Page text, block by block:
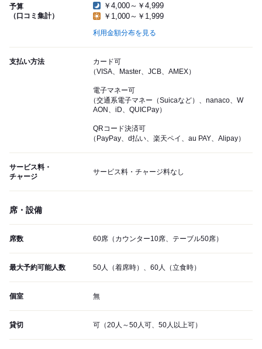
予算
（口コミ集計）
￥4,000～￥4,999
￥1,000～￥1,999
利用金額分布を見る
支払い方法
カード可
（VISA、Master、JCB、AMEX）
電子マネー可
（交通系電子マネー（Suicaなど）、nanaco、W
AON、iD、QUICPay）
QRコード決済可
（PayPay、d払い、楽天ペイ、au PAY、Alipay）
サービス料・
チャージ
サービス料・チャージ料なし
席・設備
席数 60席（カウンター10席、テーブル50席）
最大予約可能人数 50人（着席時）、60人（立食時）
個室 無
貸切 可（20人～50人可、50人以上可）